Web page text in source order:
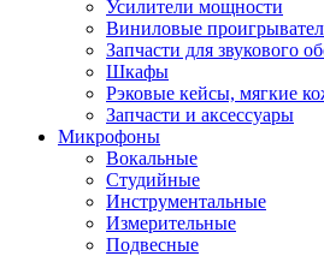
Усилители мощности
Виниловые
Запчасти для звукового
Шкафы
Рэковые кейсы, мягкие
Запчасти и аксессуары
Микрофоны
Вокальные
Студийные
Инструментальные
Измерительные
Подвесные